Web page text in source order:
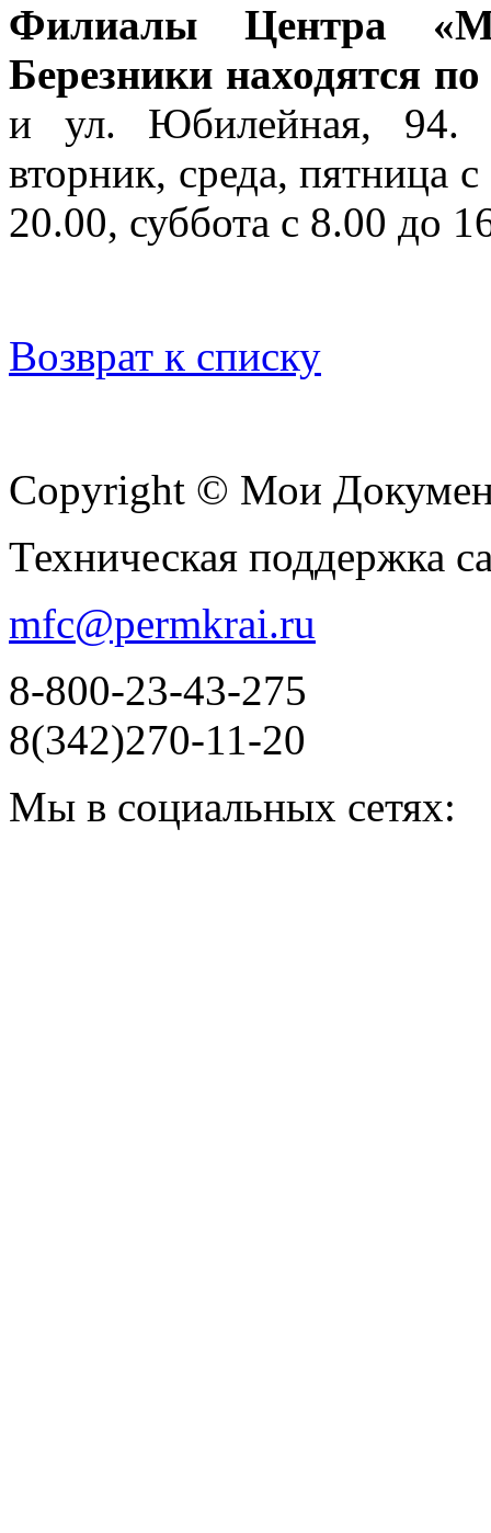
Филиалы Центра
Березники находятся
и ул. Юбилейная, 94.
вторник, среда, пятница
20.00, суббота с 8.00 до
Возврат к списку
Copyright © Мои
Техническая поддержка
mfc@permkrai.ru
8-800-23-43-275
8(342)270-11-20
Мы в социальных сетях: